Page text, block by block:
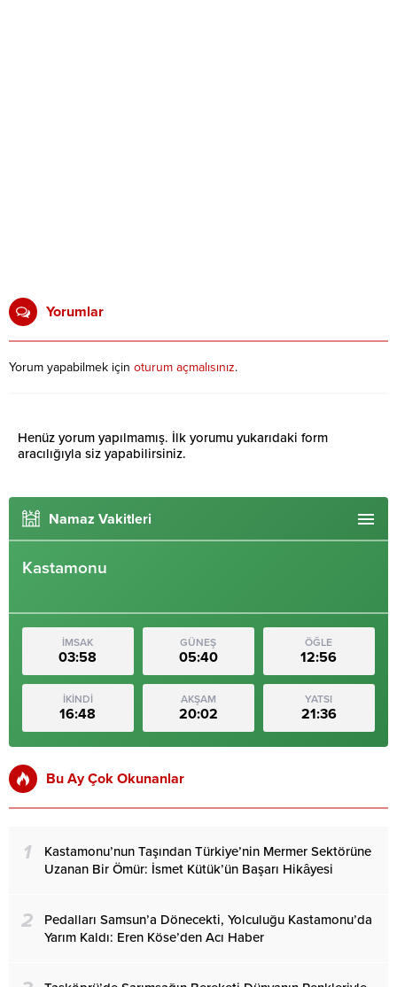
Yorumlar
Yorum yapabilmek için oturum açmalısınız.
Henüz yorum yapılmamış. İlk yorumu yukarıdaki form
aracılığıyla siz yapabilirsiniz.
Namaz Vakitleri
Kastamonu
İMSAK
03:58
GÜNEŞ
05:40
ÖĞLE
12:56
İKİNDİ
16:48
AKŞAM
20:02
YATSI
21:36
Bu Ay Çok Okunanlar
1
Kastamonu’nun Taşından Türkiye’nin Mermer Sektörüne
Uzanan Bir Ömür: İsmet Kütük’ün Başarı Hikâyesi
2
Pedalları Samsun’a Dönecekti, Yolculuğu Kastamonu’da
Yarım Kaldı: Eren Köse’den Acı Haber